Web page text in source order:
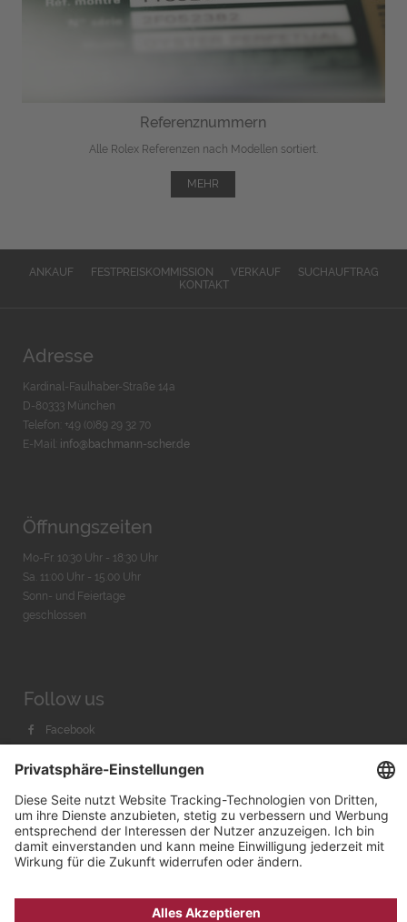
Referenznummern
Alle Rolex Referenzen nach Modellen sortiert.
MEHR
ANKAUF FESTPREISKOMMISSION VERKAUF
SUCHAUFTRAG
KONTAKT
Adresse
Kardinal-Faulhaber-Straße 14a
D-80333 München
Telefon: +49 (0)89 29 32 70
E-Mail: info@bachmann-scher.de
Öffnungszeiten
Mo-Fr. 10:30 Uhr - 18:30 Uhr
Sa. 11:00 Uhr - 15.00 Uhr
Sonn- und Feiertage
geschlossen
Follow us
Facebook
Youtube